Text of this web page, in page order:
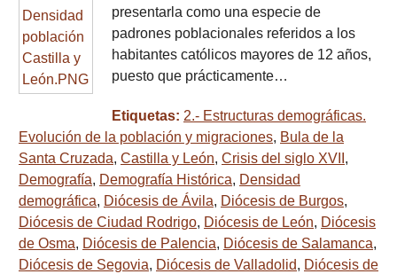
presentarla como una especie de
padrones poblacionales referidos a los
habitantes católicos mayores de 12 años,
puesto que prácticamente…
Etiquetas: 2.- Estructuras demográficas.
Evolución de la población y migraciones, Bula de la
Santa Cruzada, Castilla y León, Crisis del siglo XVII ,
Demografía, Demografía Histórica, Densidad
demográfica, Diócesis de Ávila, Diócesis de Burgos,
Diócesis de Ciudad Rodrigo, Diócesis de León, Diócesis
de Osma, Diócesis de Palencia, Diócesis de Salamanca,
Diócesis de Segovia, Diócesis de Valladolid, Diócesis de